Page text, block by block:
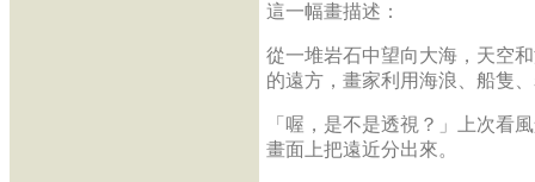
這一幅畫描述：
從一堆岩石中望向大海，天空
的遠方，畫家利用海浪、船隻
「喔，是不是透視？」上次看
畫面上把遠近分出來。